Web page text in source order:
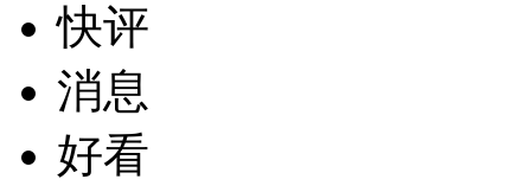
快评
消息
好看